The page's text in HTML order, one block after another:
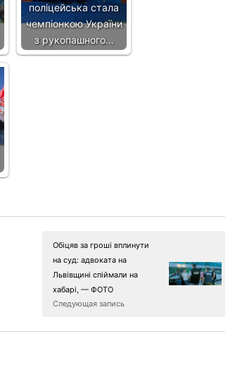
поліцейська стала
чемпіонкою України
з рукопашного…
Обіцяв за гроші вплинути
на суд: адвоката на
Львівщині спіймали на
хабарі, — ФОТО
Следующая запись